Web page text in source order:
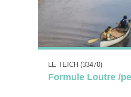
LE TEICH (33470)
Formule Loutre /